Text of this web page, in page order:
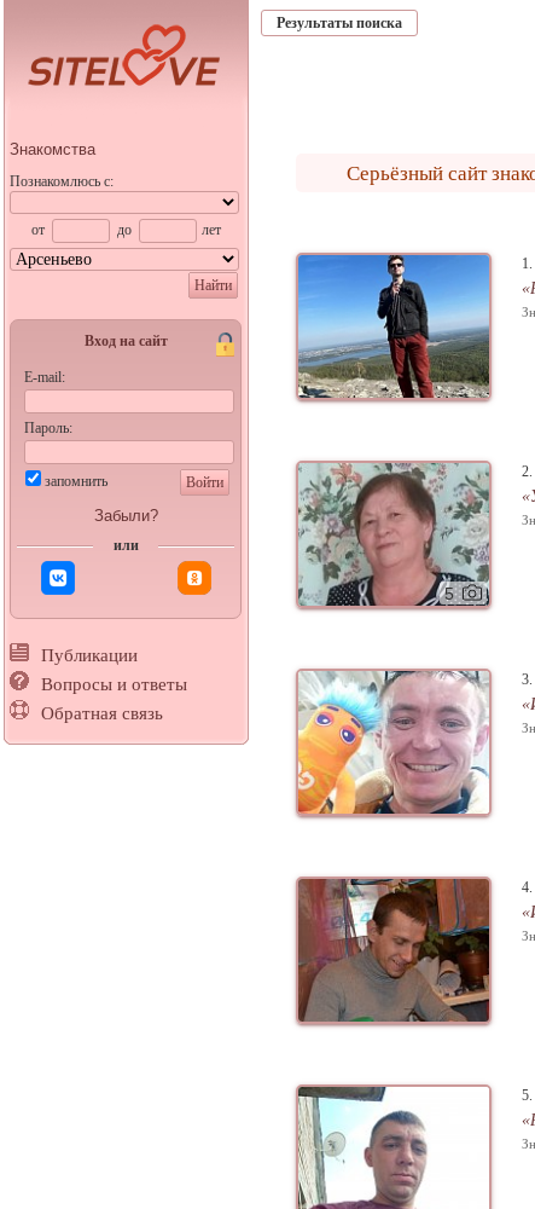
Знакомства
Познакомлюсь с:
от до лет
Найти
Вход на сайт
E-mail:
Пароль:
запомнить Войти
Забыли?
или
Публикации
Вопросы и ответы
Обратная связь
Результаты поиска
Серьёзный сайт
1.
5
2.
3.
4.
5.